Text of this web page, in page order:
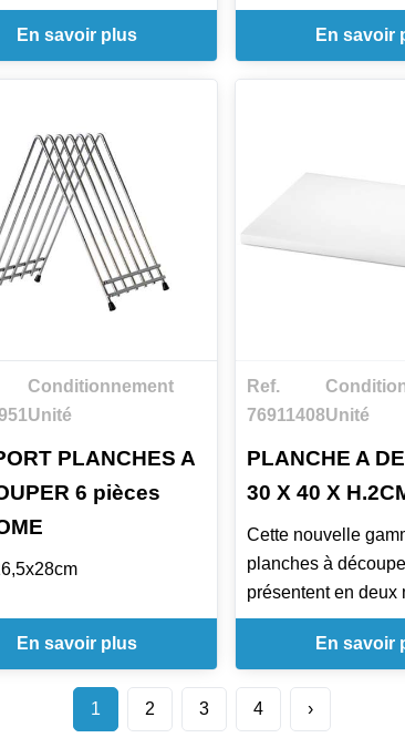
En savoir plus En savoir
Conditionnement
Unité
PLANCHES A
6 pièces
En savoir plus
Ref.
76911408Unité
PLANCHE A
30 X 40 X
Cette nouvelle
planches à
présentent en deux
differents: certaines
produites en
gamme est produite
Polyéthylène 500 de
En savoir
1 2 3 4 ›